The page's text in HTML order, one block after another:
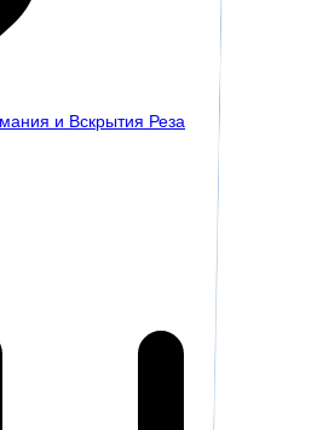
и Вскрытия Реза